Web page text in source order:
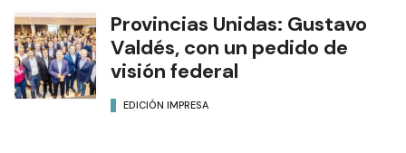
Provincias Unidas: Gustavo
Valdés, con un pedido de
visión federal
EDICIÓN IMPRESA